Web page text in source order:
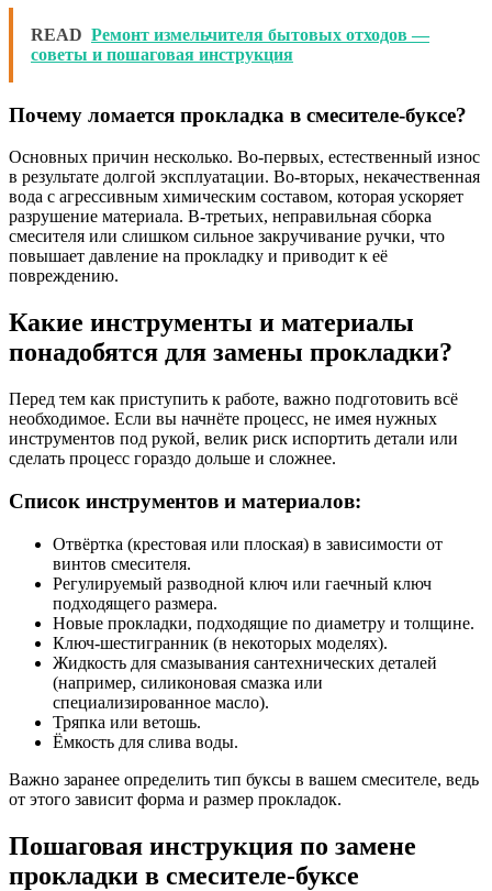
READ Ремонт измельчителя бытовых отходов —
советы и пошаговая инструкция
Почему ломается прокладка в смесителе-буксе?
Основных причин несколько. Во-первых, естественный износ
в результате долгой эксплуатации. Во-вторых, некачественная
вода с агрессивным химическим составом, которая ускоряет
разрушение материала. В-третьих, неправильная сборка
смесителя или слишком сильное закручивание ручки, что
повышает давление на прокладку и приводит к её
повреждению.
Какие инструменты и материалы
понадобятся для замены прокладки?
Перед тем как приступить к работе, важно подготовить всё
необходимое. Если вы начнёте процесс, не имея нужных
инструментов под рукой, велик риск испортить детали или
сделать процесс гораздо дольше и сложнее.
Список инструментов и материалов:
Отвёртка (крестовая или плоская) в зависимости от
винтов смесителя.
Регулируемый разводной ключ или гаечный ключ
подходящего размера.
Новые прокладки, подходящие по диаметру и толщине.
Ключ-шестигранник (в некоторых моделях).
Жидкость для смазывания сантехнических деталей
(например, силиконовая смазка или
специализированное масло).
Тряпка или ветошь.
Ёмкость для слива воды.
Важно заранее определить тип буксы в вашем смесителе, ведь
от этого зависит форма и размер прокладок.
Пошаговая инструкция по замене
прокладки в смесителе-буксе